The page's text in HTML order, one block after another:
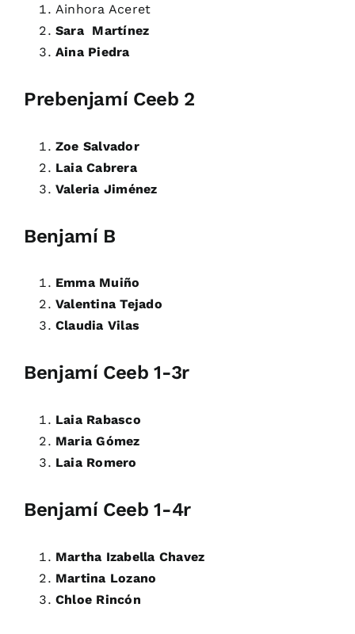
Ainhora Aceret
Sara Martínez
Aina Piedra
Prebenjamí Ceeb 2
Zoe Salvador
Laia Cabrera
Valeria Jiménez
Benjamí B
Emma Muiño
Valentina Tejado
Claudia Vilas
Benjamí Ceeb 1-3r
Laia Rabasco
Maria Gómez
Laia Romero
Benjamí Ceeb 1-4r
Martha Izabella Chavez
Martina Lozano
Chloe Rincón